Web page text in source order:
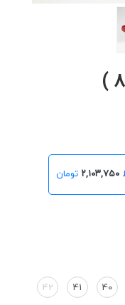
۲,۱۰۳,۷۵۰ تومان
40
41
42